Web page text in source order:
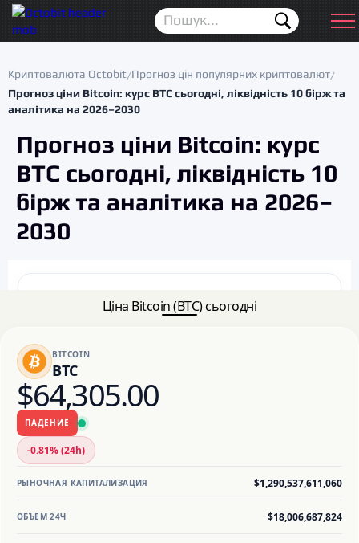
Новини
Аірдропи
Криптовалюта
Біржі
Трейдинг
Гаманці
Календар ICO
Прогноз цін
Криптовалюта Octobit/Прогноз цін популярних криптовалют/
Прогноз ціни Bitcoin: курс BTC сьогодні, ліквідність 10 бірж та
аналітика на 2026–2030
Прогноз ціни Bitcoin: курс
BTC сьогодні, ліквідність 10
бірж та аналітика на 2026–
2030
Ціна Bitcoin (BTC) сьогодні
BITCOIN
BTC
$64,305.00
ПАДЕНИЕ
-0.81% (24h)
РЫНОЧНАЯ КАПИТАЛИЗАЦИЯ $1,290,537,611,060
ОБЪЕМ 24Ч $18,006,687,824